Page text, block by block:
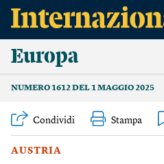
Europa
NUMERO 1612 DEL 1 MAGGIO 2025
Condividi Stampa
AUSTRIA